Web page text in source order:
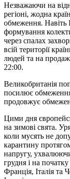
Незважаючи на
регіоні, жодна
обмеження.
формування
через спалах
всій території
людей та на продаж
22:00.
Великобританія
посилює
продовжує
Цими дня
на зимові свята.
коли мусять не
карантину
напругу,
грудня і на
Франція, Італія та